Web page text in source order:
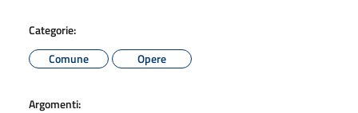
Categorie:
Comune
Opere
Argomenti: